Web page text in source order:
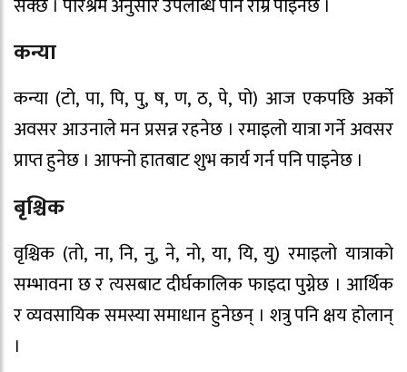
कन्या
कन्या (टो, पा, पि, पु, ष, ण, ठ, पे, पो) आज एकपछि अर्को
अवसर आउनाले मन प्रसन्न रहनेछ । रमाइलो यात्रा गर्ने अवसर
प्राप्त हुनेछ । आफ्नो हातबाट शुभ कार्य गर्न पनि पाइनेछ ।
बृश्चिक
वृश्चिक (तो, ना, नि, नु, ने, नो, या, यि, यु) रमाइलो यात्राको
सम्भावना छ र त्यसबाट दीर्घकालिक फाइदा पुग्नेछ । आर्थिक
र व्यवसायिक समस्या समाधान हुनेछन् । शत्रु पनि क्षय होलान्
।